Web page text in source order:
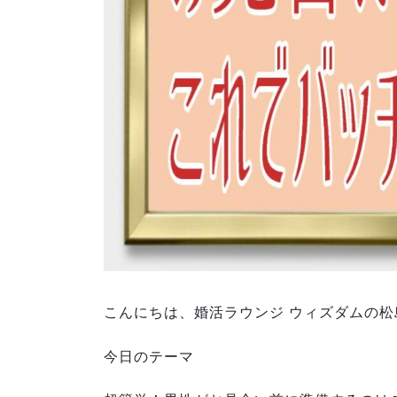
こんにちは、婚活ラウンジ ウィズダムの
今日のテーマ